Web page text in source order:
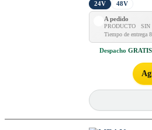
24V 48V
A pedido
PRODUCTO
Tiempo de entrega
Despacho GRATIS